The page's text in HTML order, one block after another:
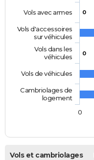
0
0
Vols avec armes
Vols d'accessoires
sur véhicules
Vols dans les
véhicules
Vols de véhicules
Cambriolages de
logement
0
Vols et cambriolages